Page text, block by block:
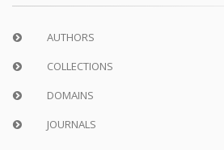
AUTHORS
COLLECTIONS
DOMAINS
JOURNALS